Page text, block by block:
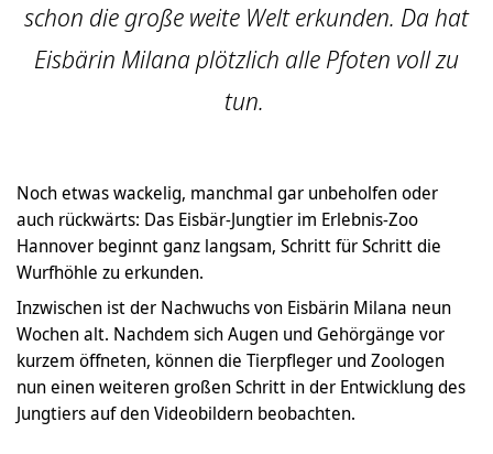
schon die große weite Welt erkunden. Da hat
Eisbärin Milana plötzlich alle Pfoten voll zu
tun.
Noch etwas wackelig, manchmal gar unbeholfen oder
auch rückwärts: Das Eisbär-Jungtier im Erlebnis-Zoo
Hannover beginnt ganz langsam, Schritt für Schritt die
Wurfhöhle zu erkunden.
Inzwischen ist der Nachwuchs von Eisbärin Milana neun
Wochen alt. Nachdem sich Augen und Gehörgänge vor
kurzem öffneten, können die Tierpfleger und Zoologen
nun einen weiteren großen Schritt in der Entwicklung des
Jungtiers auf den Videobildern beobachten.